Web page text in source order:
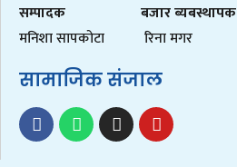
सम्पादक
मनिशा सापकोटा
बजार ब्यबस्थापक
रिना मगर
सामाजिक संजाल